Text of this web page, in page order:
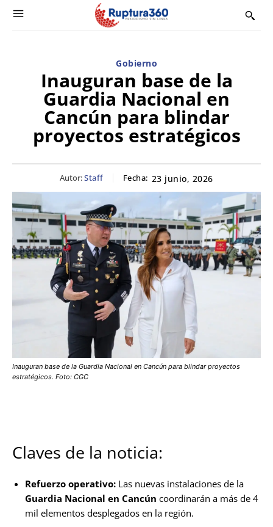
Gobierno
Inauguran base de la
Guardia Nacional en
Cancún para blindar
proyectos estratégicos
Autor:Staff Fecha: 23 junio, 2026
Inauguran base de la Guardia Nacional en Cancún para blindar proyectos
estratégicos. Foto: CGC
Claves de la noticia:
Refuerzo operativo: Las nuevas instalaciones de la
Guardia Nacional en Cancún coordinarán a más de 4
mil elementos desplegados en la región.